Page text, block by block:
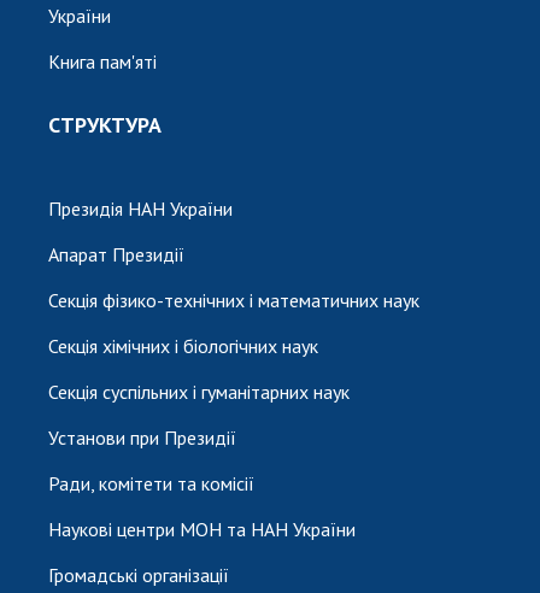
України
Книга пам'яті
СТРУКТУРА
Президія НАН України
Апарат Президії
Секція фізико-технічних і математичних наук
Секція хімічних і біологічних наук
Секція суспільних і гуманітарних наук
Установи при Президії
Ради, комітети та комісії
Наукові центри МОН та НАН України
Громадські організації